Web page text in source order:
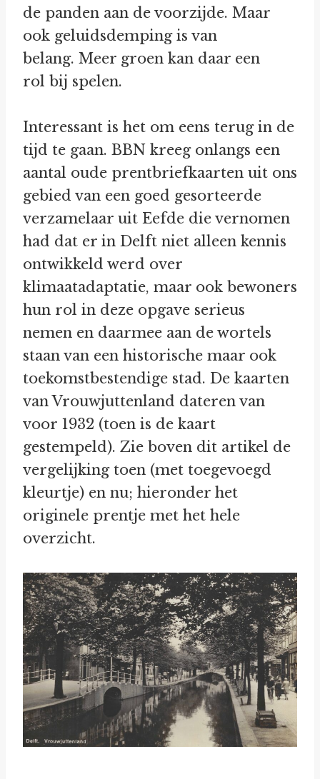
de panden aan de voorzijde. Maar
ook geluidsdemping is van
belang. Meer groen kan daar een
rol bij spelen.
Interessant is het om eens terug in de
tijd te gaan. BBN kreeg onlangs een
aantal oude prentbriefkaarten uit ons
gebied van een goed gesorteerde
verzamelaar uit Eefde die vernomen
had dat er in Delft niet alleen kennis
ontwikkeld werd over
klimaatadaptatie, maar ook bewoners
hun rol in deze opgave serieus
nemen en daarmee aan de wortels
staan van een historische maar ook
toekomstbestendige stad. De kaarten
van Vrouwjuttenland dateren van
voor 1932 (toen is de kaart
gestempeld). Zie boven dit artikel de
vergelijking toen (met toegevoegd
kleurtje) en nu; hieronder het
originele prentje met het hele
overzicht.